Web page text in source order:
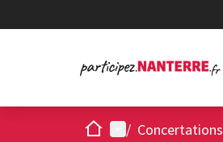
AccueilMenu principal
/ Concertations